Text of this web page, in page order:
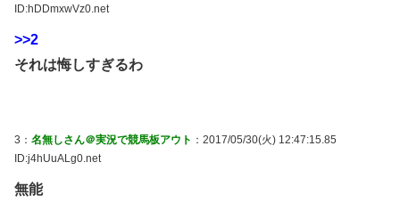
ID:hDDmxwVz0.net
>>2
それは悔しすぎるわ
3： 名無しさん＠実況で競馬板アウト ：2017/05/30(火) 12:47:15.85
ID:j4hUuALg0.net
無能